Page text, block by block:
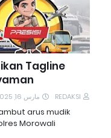
Tagline
REDAKSI مارس 16, 2025
arus mudik
Morowali …